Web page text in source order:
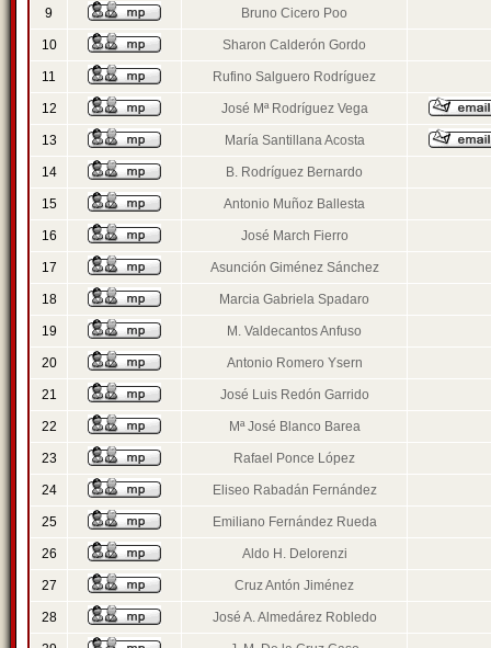
9 Bruno Cicero Poo
10 Sharon Calderón Gordo
11 Rufino Salguero Rodríguez
12 José Mª Rodríguez Vega
13 María Santillana Acosta
14 B. Rodríguez Bernardo
15 Antonio Muñoz Ballesta
16 José March Fierro
17 Asunción Giménez Sánchez
18 Marcia Gabriela Spadaro
19 M. Valdecantos Anfuso
20 Antonio Romero Ysern
21 José Luis Redón Garrido
22 Mª José Blanco Barea
23 Rafael Ponce López
24 Eliseo Rabadán Fernández
25 Emiliano Fernández Rueda
26 Aldo H. Delorenzi
27 Cruz Antón Jiménez
28 José A. Almedárez Robledo